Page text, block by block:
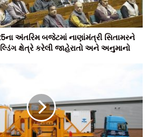
અંતરિમ બજેટમાં નાણાંમંત્રી સિતામરને
ક્ષેત્રે કરેલી જાહેરાતો અને અનુમાનો